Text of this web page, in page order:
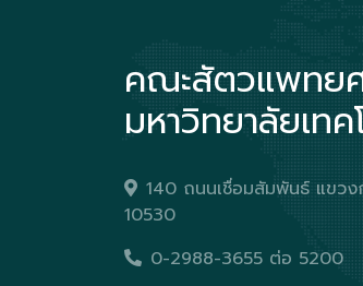
คณะสัตวแพทย
มหาวิทยาลัยเท
140 ถนนเชื่อมสัมพันธ์ แขวง
10530
0-2988-3655 ต่อ 5200